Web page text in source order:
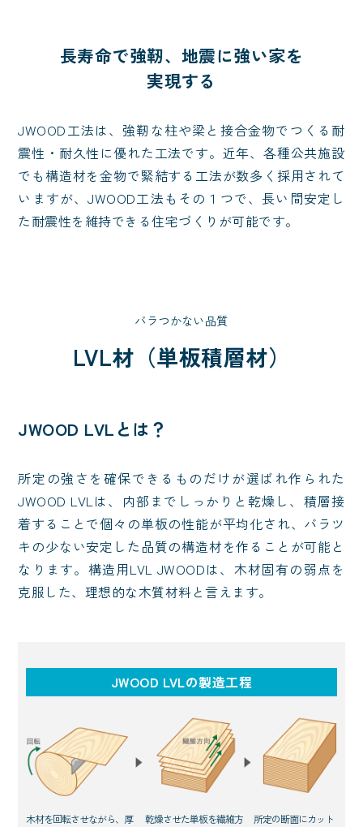
長寿命で強靭、地震に強い家を
実現する
JWOOD工法は、強靭な柱や梁と接合金物でつくる耐
震性・耐久性に優れた工法です。近年、各種公共施設
でも構造材を金物で緊結する工法が数多く採用されて
いますが、JWOOD工法もその１つで、長い間安定し
た耐震性を維持できる住宅づくりが可能です。
バラつかない品質
LVL材（単板積層材）
JWOOD LVLとは？
所定の強さを確保できるものだけが選ばれ作られた
JWOOD LVLは、内部までしっかりと乾燥し、積層接
着することで個々の単板の性能が平均化され、バラツ
キの少ない安定した品質の構造材を作ることが可能と
なります。構造用LVL JWOODは、木材固有の弱点を
克服した、理想的な木質材料と言えます。
JWOOD LVLの製造工程
木材を回転させながら、厚
乾燥させた単板を繊維方
所定の断面にカット